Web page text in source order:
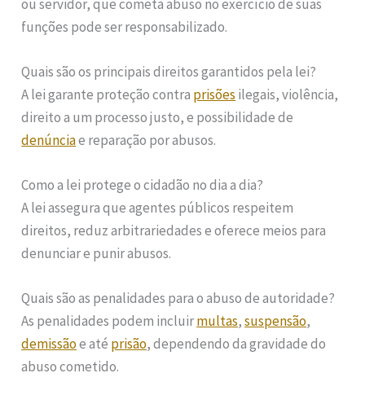
ou servidor, que cometa abuso no exercício de suas
funções pode ser responsabilizado.
Quais são os principais direitos garantidos pela lei?
A lei garante proteção contra prisões ilegais, violência,
direito a um processo justo, e possibilidade de
denúnciae reparação por abusos.
Como a lei protege o cidadão no dia a dia?
A lei assegura que agentes públicos respeitem
direitos, reduz arbitrariedades e oferece meios para
denunciar e punir abusos.
Quais são as penalidades para o abuso de autoridade?
As penalidades podem incluirmultas,suspensão,
demissãoe até prisão, dependendo da gravidade do
abuso cometido.